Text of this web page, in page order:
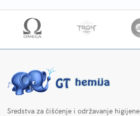
Sredstva za čišćenje i održavanje higijene.